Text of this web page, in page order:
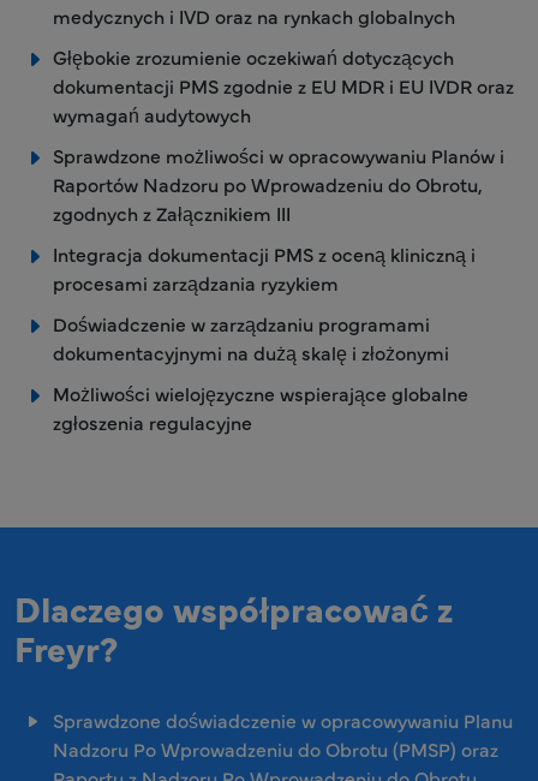
medycznych i IVD oraz na rynkach globalnych
Głębokie zrozumienie oczekiwań dotyczących
dokumentacji PMS zgodnie z EU MDR i EU IVDR oraz
wymagań audytowych
Sprawdzone możliwości w opracowywaniu Planów i
Raportów Nadzoru po Wprowadzeniu do Obrotu,
zgodnych z Załącznikiem III
Integracja dokumentacji PMS z oceną kliniczną i
procesami zarządzania ryzykiem
Doświadczenie w zarządzaniu programami
dokumentacyjnymi na dużą skalę i złożonymi
Możliwości wielojęzyczne wspierające globalne
zgłoszenia regulacyjne
Dlaczego współpracować z
Freyr?
Sprawdzone doświadczenie w opracowywaniu Planu
Nadzoru Po Wprowadzeniu do Obrotu (PMSP) oraz